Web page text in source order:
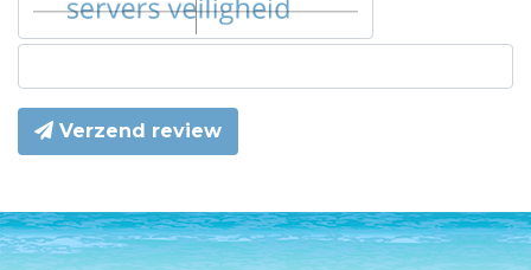
Verzend review